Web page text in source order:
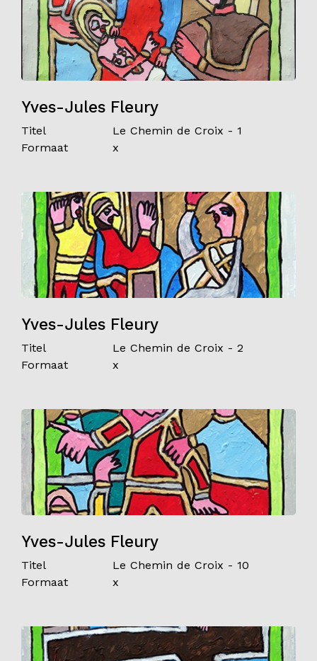
Yves-Jules Fleury
Titel
Le Chemin de Croix - 1
Formaat
x
Yves-Jules Fleury
Titel
Le Chemin de Croix - 2
Formaat
x
Yves-Jules Fleury
Titel
Le Chemin de Croix - 10
Formaat
x